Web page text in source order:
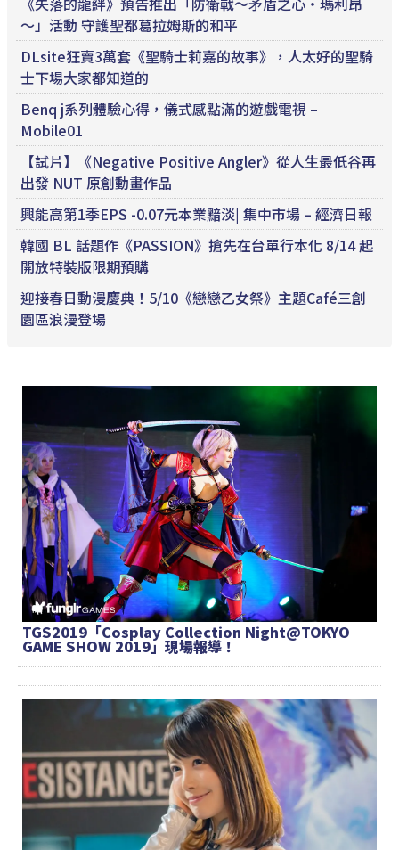
～」活動 守護聖都葛拉姆斯的和平
DLsite狂賣3萬套《聖騎士莉嘉的故事》，人太好的聖騎
士下場大家都知道的
Benq j系列體驗心得，儀式感點滿的遊戲電視 –
Mobile01
【試片】《Negative Positive Angler》從人生最低谷再
出發 NUT 原創動畫作品
興能高第1季EPS -0.07元本業黯淡| 集中市場 – 經濟日報
韓國 BL 話題作《PASSION》搶先在台單行本化 8/14 起
開放特裝版限期預購
迎接春日動漫慶典！5/10《戀戀乙女祭》主題Café三創
園區浪漫登場
TGS2019「Cosplay Collection Night@TOKYO
GAME SHOW 2019」現場報導！